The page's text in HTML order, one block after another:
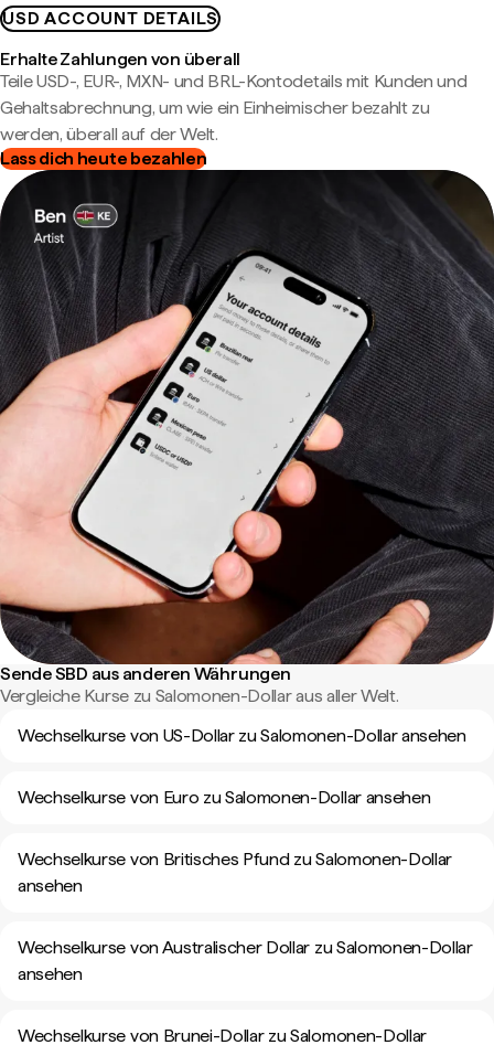
USD ACCOUNT DETAILS
Erhalte Zahlungen von überall
Teile USD-, EUR-, MXN- und BRL-Kontodetails mit Kunden und
Gehaltsabrechnung, um wie ein Einheimischer bezahlt zu
werden, überall auf der Welt.
Lass dich heute bezahlen
Sende SBD aus anderen Währungen
Vergleiche Kurse zu Salomonen-Dollar aus aller Welt.
Wechselkurse von US-Dollar zu Salomonen-Dollar ansehen
Wechselkurse von Euro zu Salomonen-Dollar ansehen
Wechselkurse von Britisches Pfund zu Salomonen-Dollar
ansehen
Wechselkurse von Australischer Dollar zu Salomonen-Dollar
ansehen
Wechselkurse von Brunei-Dollar zu Salomonen-Dollar